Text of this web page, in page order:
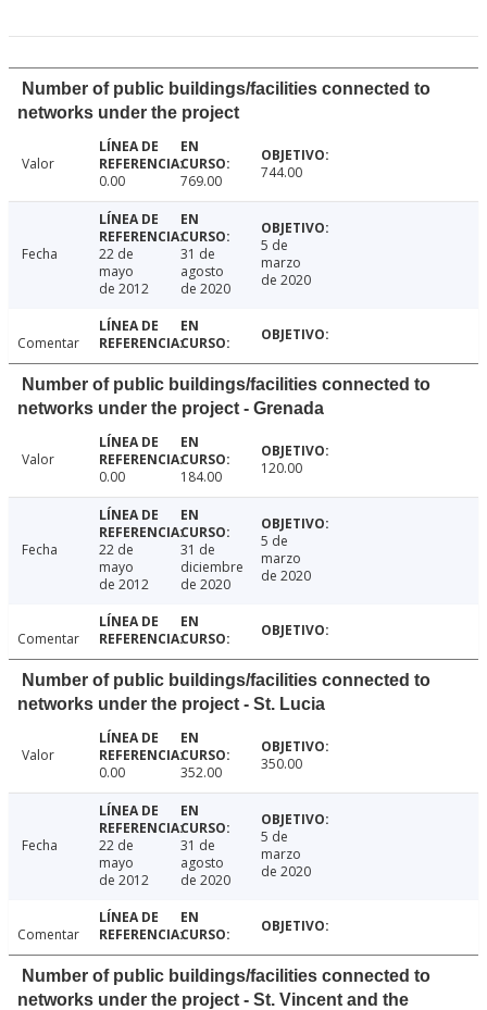
Number of public buildings/facilities connected to
networks under the project
Valor
0.00
769.00 744.00
Fecha
22 de
mayo
de 2012
31 de
agosto
de 2020
5 de
marzo
de 2020
Comentar
Number of public buildings/facilities connected to
networks under the project - Grenada
Valor
0.00
184.00 120.00
Fecha
22 de
mayo
de 2012
31 de
diciembre
de 2020
5 de
marzo
de 2020
Comentar
Number of public buildings/facilities connected to
networks under the project - St. Lucia
Valor
0.00
352.00 350.00
Fecha
22 de
mayo
de 2012
31 de
agosto
de 2020
5 de
marzo
de 2020
Comentar
Number of public buildings/facilities connected to
networks under the project - St. Vincent and the